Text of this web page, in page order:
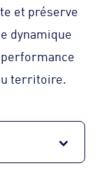
et préserve
dynamique
territoire.